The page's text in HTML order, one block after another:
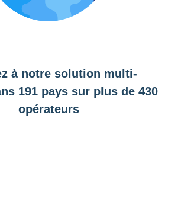
à notre solution multi-
191 pays sur plus de 430
opérateurs